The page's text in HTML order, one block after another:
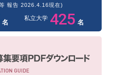
報告 2026.4.16現在)
名
私立大学 425 名